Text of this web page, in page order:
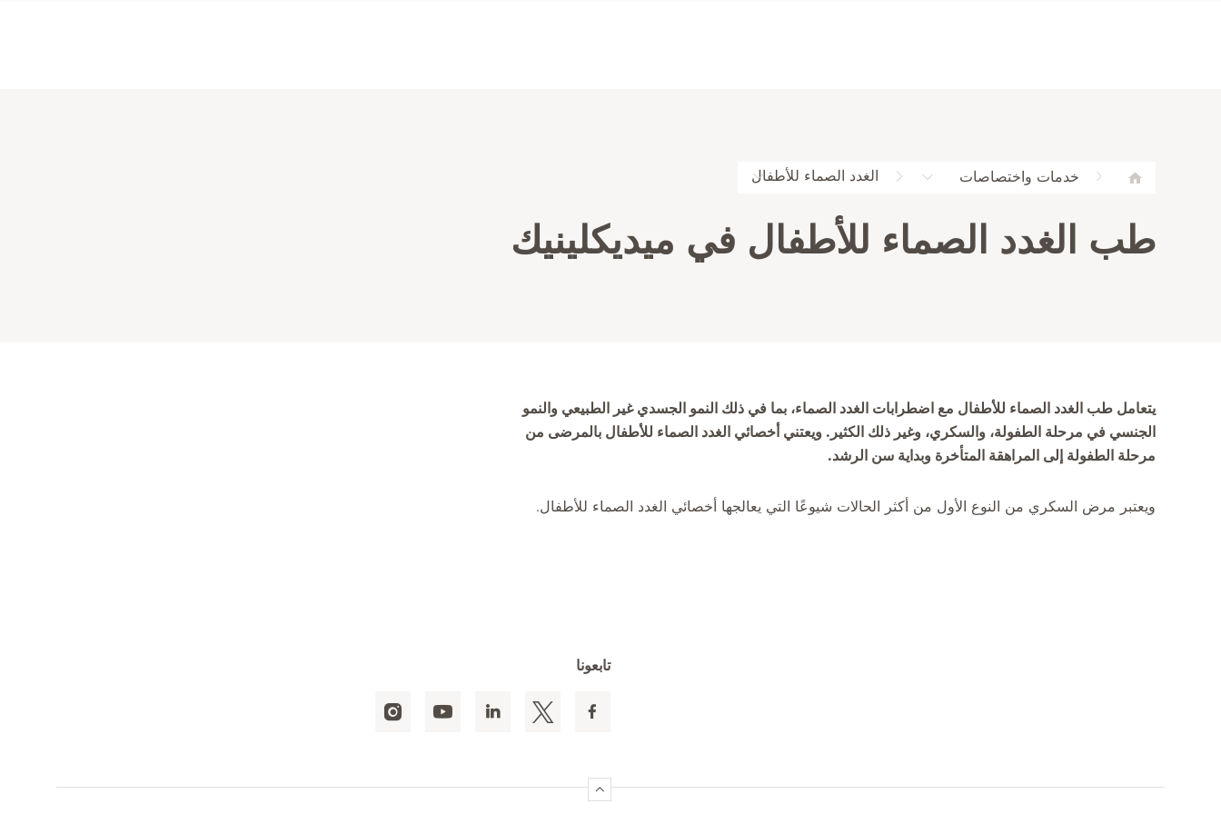
خدمات واختصاصات الغدد الصماء للأطفال
طب الغدد الصماء للأطفال في ميديكلينيك
يتعامل طب الغدد الصماء للأطفال مع اضطرابات الغدد الصماء، بما في ذلك النمو الجسدي غير الطبيعي والنمو
الجنسي في مرحلة الطفولة، والسكري، وغير ذلك الكثير. ويعتني أخصائي الغدد الصماء للأطفال بالمرضى من
مرحلة الطفولة إلى المراهقة المتأخرة وبداية سن الرشد.
ويعتبر مرض السكري من النوع الأول من أكثر الحالات شيوعًا التي يعالجها أخصائي الغدد الصماء للأطفال.
تابعونا